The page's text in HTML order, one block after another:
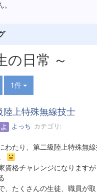
の日常 ～
1件
上特殊無線技士
よっち カテゴリ:
わたり、第二級陸上特殊無
資格チャレンジになります
、たくさんの生徒、職員が取